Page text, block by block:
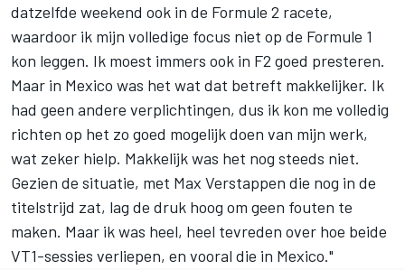
datzelfde weekend ook in de Formule 2 racete,
waardoor ik mijn volledige focus niet op de Formule 1
kon leggen. Ik moest immers ook in F2 goed presteren.
Maar in Mexico was het wat dat betreft makkelijker. Ik
had geen andere verplichtingen, dus ik kon me volledig
richten op het zo goed mogelijk doen van mijn werk,
wat zeker hielp. Makkelijk was het nog steeds niet.
Gezien de situatie, met Max Verstappen die nog in de
titelstrijd zat, lag de druk hoog om geen fouten te
maken. Maar ik was heel, heel tevreden over hoe beide
VT1-sessies verliepen, en vooral die in Mexico."